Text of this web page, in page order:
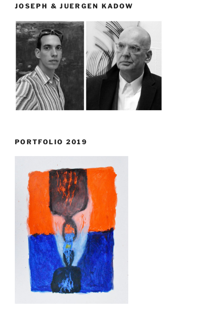
JOSEPH & JUERGEN KADOW
PORTFOLIO 2019